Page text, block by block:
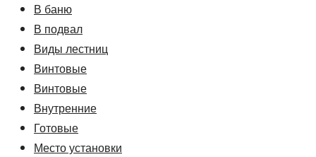
В баню
В подвал
Виды лестниц
Винтовые
Винтовые
Внутренние
Готовые
Место установки